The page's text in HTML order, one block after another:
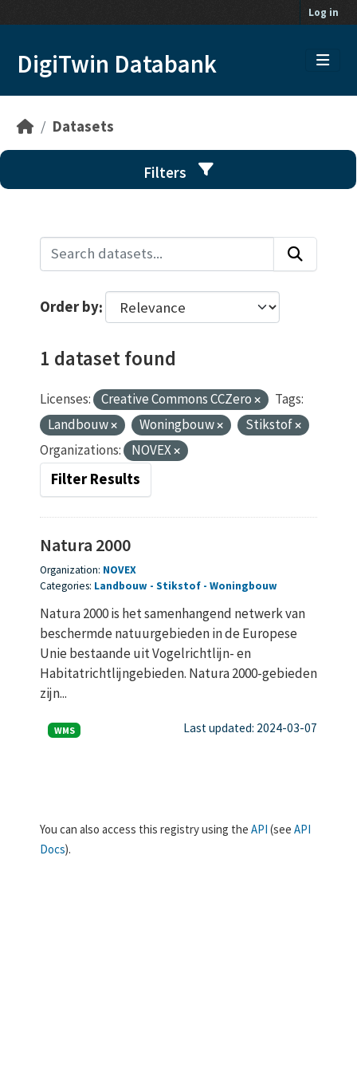
Log in
DigiTwin Databank
Datasets
Filters
Order by
1 dataset found
Licenses: Creative Commons CCZero
Tags:
Landbouw
Woningbouw
Stikstof
Organizations:
NOVEX
Filter Results
Natura 2000
Organization: NOVEX
Categories: Landbouw Stikstof Woningbouw
Natura 2000 is het samenhangend netwerk van
beschermde natuurgebieden in de Europese
Unie bestaande uit Vogelrichtlijn- en
Habitatrichtlijngebieden. Natura 2000-gebieden
zijn...
WMS Last updated: 2024-03-07
You can also access this registry using the API (see API
Docs).